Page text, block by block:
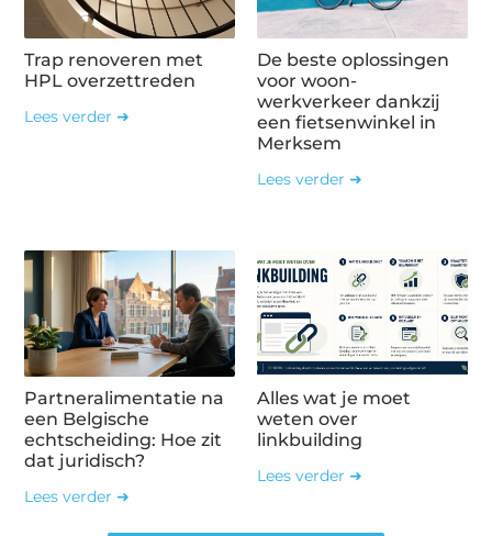
Trap renoveren met
HPL overzettreden
Lees verder ➜
De beste oplossingen
voor woon-
werkverkeer dankzij
een fietsenwinkel in
Merksem
Lees verder ➜
Partneralimentatie na
een Belgische
echtscheiding: Hoe zit
dat juridisch?
Lees verder ➜
Alles wat je moet
weten over
linkbuilding
Lees verder ➜